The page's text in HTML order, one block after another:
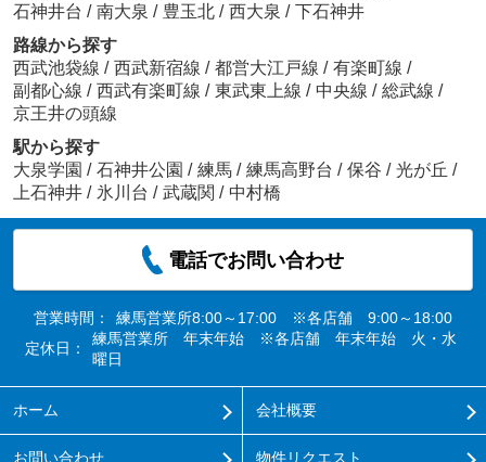
石神井台 / 南大泉 / 豊玉北 / 西大泉 / 下石神井
路線から探す
西武池袋線 / 西武新宿線 / 都営大江戸線 / 有楽町線 /
副都心線 / 西武有楽町線 / 東武東上線 / 中央線 / 総武線 /
京王井の頭線
駅から探す
大泉学園 / 石神井公園 / 練馬 / 練馬高野台 / 保谷 / 光が丘 /
上石神井 / 氷川台 / 武蔵関 / 中村橋
電話でお問い合わせ
営業時間：
練馬営業所8:00～17:00 ※各店舗 9:00～18:00
定休日：
練馬営業所 年末年始 ※各店舗 年末年始 火・水
曜日
ホーム 会社概要
お問い合わせ 物件リクエスト